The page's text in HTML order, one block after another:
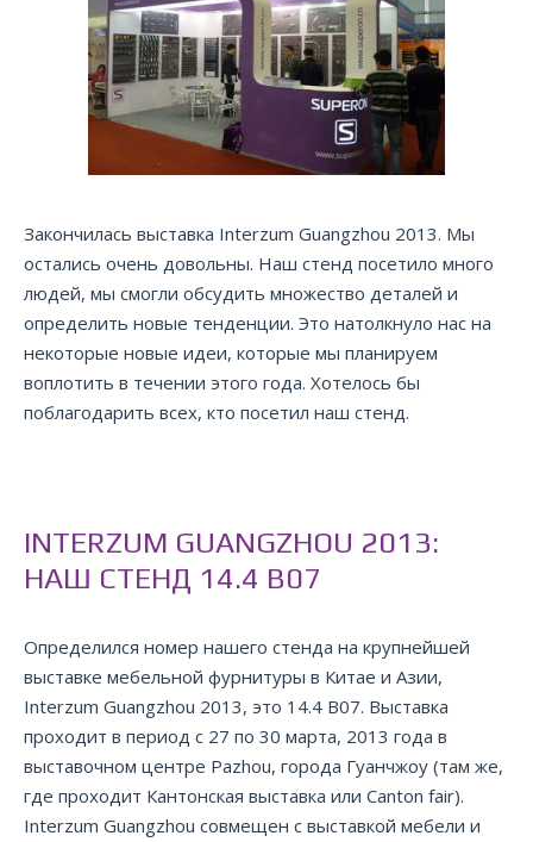
Закончилась выставка Interzum Guangzhou 2013. Мы
остались очень довольны. Наш стенд посетило много
людей, мы смогли обсудить множество деталей и
определить новые тенденции. Это натолкнуло нас на
некоторые новые идеи, которые мы планируем
воплотить в течении этого года. Хотелось бы
поблагодарить всех, кто посетил наш стенд.
INTERZUM GUANGZHOU 2013:
НАШ СТЕНД 14.4 B07
Определился номер нашего стенда на крупнейшей
выставке мебельной фурнитуры в Китае и Азии,
Interzum Guangzhou 2013, это 14.4 B07. Выставка
проходит в период с 27 по 30 марта, 2013 года в
выставочном центре Pazhou, города Гуанчжоу (там же,
где проходит Кантонская выставка или Canton fair).
Interzum Guangzhou совмещен с выставкой мебели и